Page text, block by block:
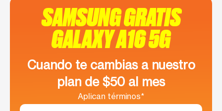
SAMSUNG GRATIS
GALAXY A16 5G
Cuando te cambias a nuestro
plan de $50 al mes
Aplican términos*